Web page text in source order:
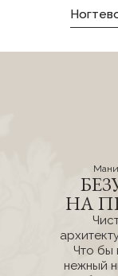
НА
Что бы
нежный